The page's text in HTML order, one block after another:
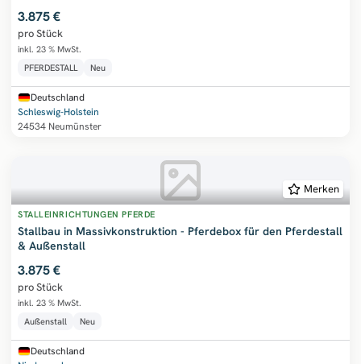
3.875 €
pro Stück
inkl. 23 % MwSt.
PFERDESTALL
Neu
Deutschland
Schleswig-Holstein
24534 Neumünster
Merken
STALLEINRICHTUNGEN PFERDE
Stallbau in Massivkonstruktion - Pferdebox für den Pferdestall
& Außenstall
3.875 €
pro Stück
inkl. 23 % MwSt.
Außenstall
Neu
Deutschland